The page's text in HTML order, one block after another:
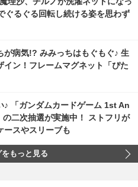
ぐるぐる回転し続ける姿を思わず
が病気!? みみっちはもぐもぐ♪ 生
イン！フレームマグネット「ぴた
♪ 「ガンダムカードゲーム 1st An
二次抽選が実施中！ ストフリが
ースやスリーブも
もっと見る